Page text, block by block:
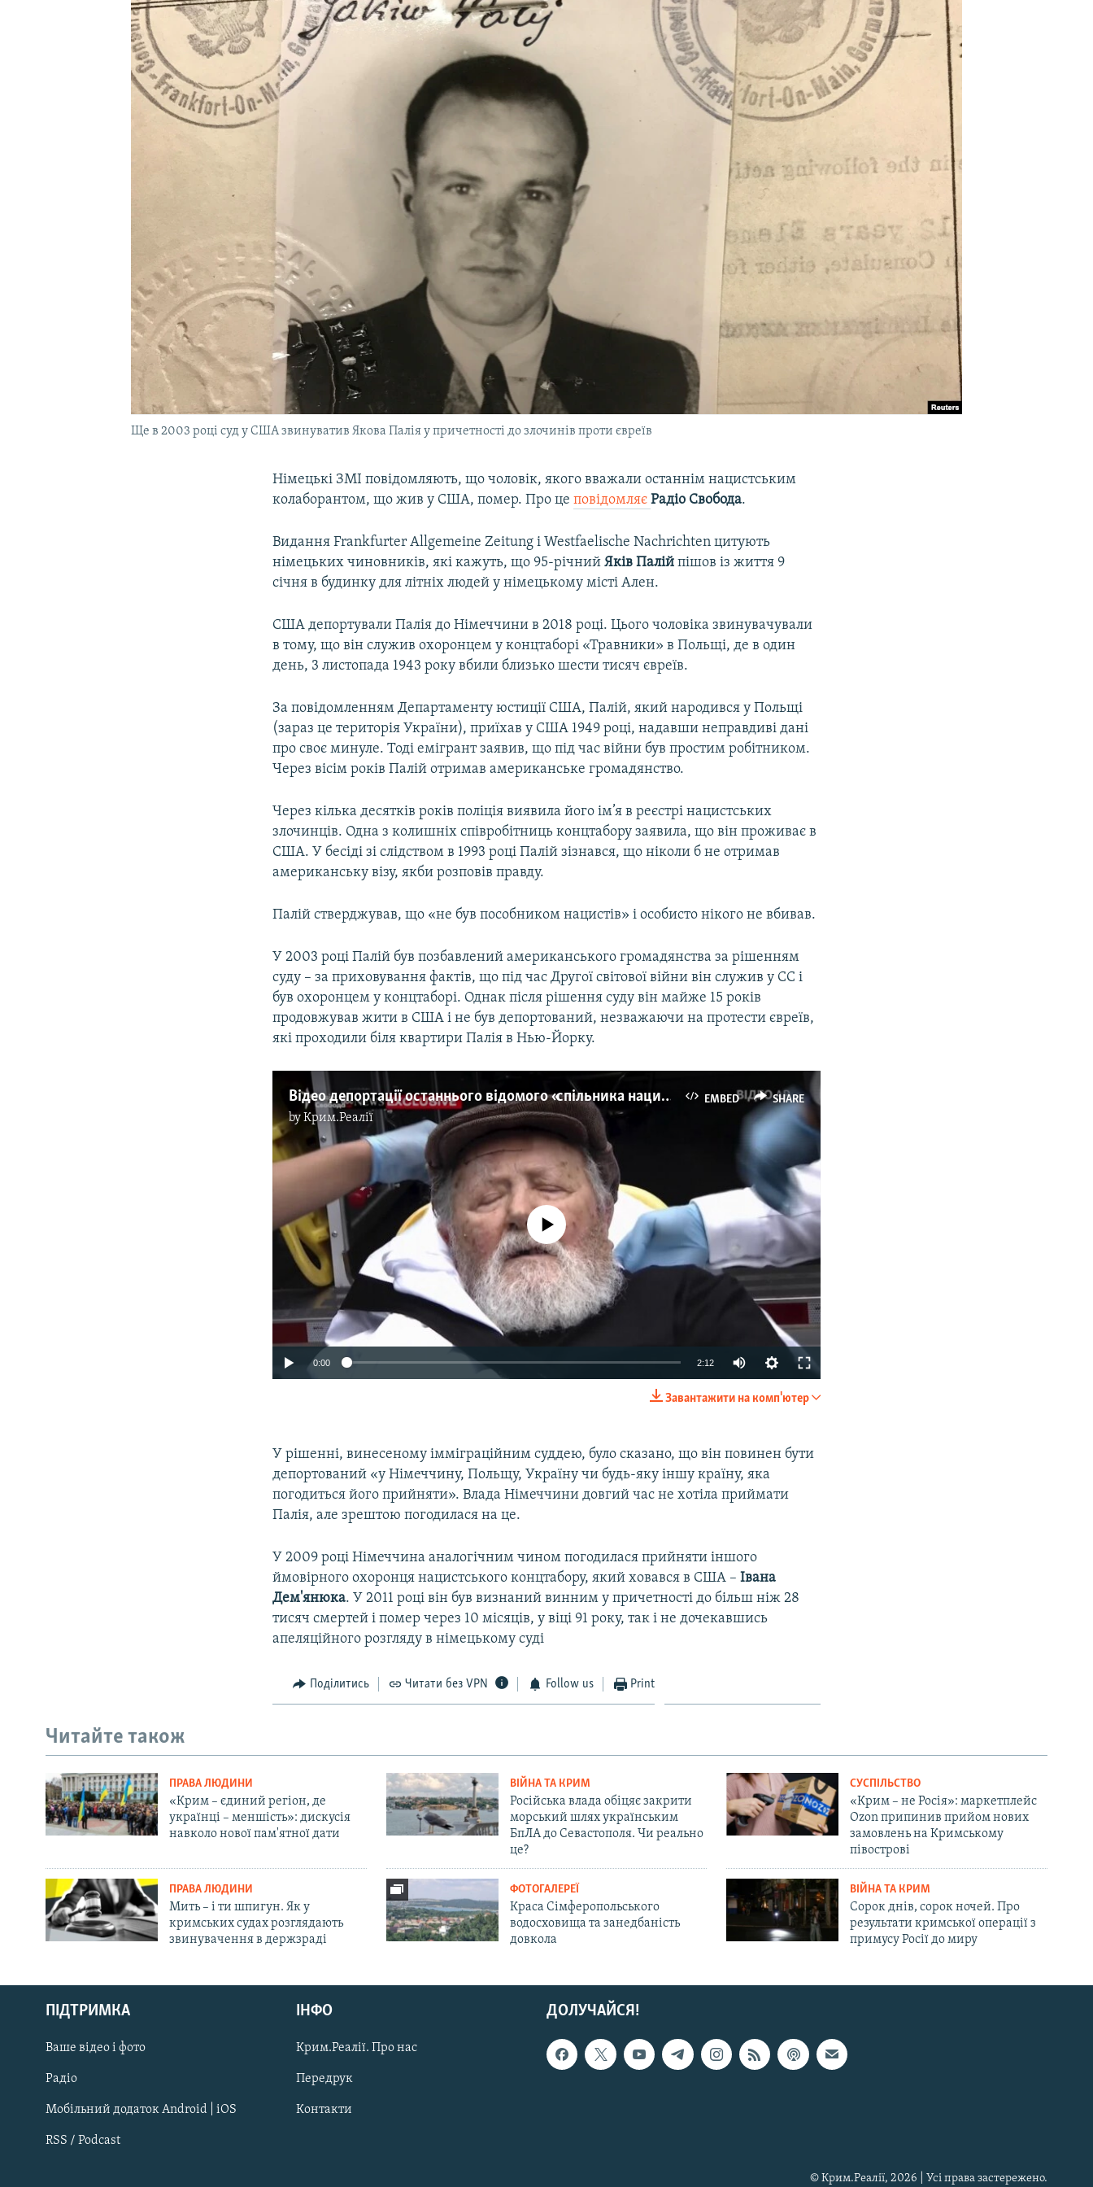
УКРАЇНСЬКА ПРОБЛЕМА КРИМУ
Русский
Qırımtatar
ДОЛУЧАЙСЯ!
Ще в 2003 році суд у США звинуватив Якова Палія у причетності до злочинів проти євреїв
Німецькі ЗМІ повідомляють, що чоловік, якого вважали останнім нацистським
колаборантом, що жив у США, помер. Про цеповідомляєРадіо Свобода.
Видання Frankfurter Allgemeine Zeitung і Westfaelische Nachrichten цитують
німецьких чиновників, які кажуть, що 95-річнийЯків Палій пішов із життя 9
січня в будинку для літніх людей у німецькому місті Ален.
США депортували Палія до Німеччини в 2018 році. Цього чоловіка звинувачували
в тому, що він служив охоронцем у концтаборі «Травники» в Польщі, де в один
день, 3 листопада 1943 року вбили близько шести тисяч євреїв.
За повідомленням Департаменту юстиції США, Палій, який народився у Польщі
(зараз це територія України), приїхав у США 1949 році, надавши неправдиві дані
про своє минуле. Тоді емігрант заявив, що під час війни був простим робітником.
Через вісім років Палій отримав американське громадянство.
Через кілька десятків років поліція виявила його ім’я в реєстрі нацистських
злочинців. Одна з колишніх співробітниць концтабору заявила, що він проживає в
США. У бесіді зі слідством в 1993 році Палій зізнався, що ніколи б не отримав
американську візу, якби розповів правду.
Палій стверджував, що «не був пособником нацистів» і особисто нікого не вбивав.
У 2003 році Палій був позбавлений американського громадянства за рішенням
суду – за приховування фактів, що під час Другої світової війни він служив у СС і
був охоронцем у концтаборі. Однак після рішення суду він майже 15 років
продовжував жити в США і не був депортований, незважаючи на протести євреїв,
які проходили біля квартири Палія в Нью-Йорку.
EMBED SHARE
Відео депортації останнього відомого «спільника нацистів» зі США до Німеччини
byКрим.Реалії
No media source currently available
0:00 2:12
Завантажити на комп'ютер
У рішенні, винесеному імміграційним суддею, було сказано, що він повинен бути
депортований «у Німеччину, Польщу, Україну чи будь-яку іншу країну, яка
погодиться його прийняти». Влада Німеччини довгий час не хотіла приймати
Палія, але зрештою погодилася на це.
У 2009 році Німеччина аналогічним чином погодилася прийняти іншого
ймовірного охоронця нацистського концтабору, який ховався в США –Івана
Дем'янюка. У 2011 році він був визнаний винним у причетності до більш ніж 28
тисяч смертей і помер через 10 місяців, у віці 91 року, так і не дочекавшись
апеляційного розгляду в німецькому суді
Поділитись Читати без VPN Follow us Print
Читайте також
ПРАВА ЛЮДИНИ
«Крим – єдиний регіон, де
українці – меншість»: дискусія
навколо нової пам'ятної дати
ВІЙНА ТА КРИМ
Російська влада обіцяє закрити
морський шлях українським
БпЛА до Севастополя. Чи реально
це?
СУСПІЛЬСТВО
«Крим – не Росія»: маркетплейс
Ozon припинив прийом нових
замовлень на Кримському
півострові
ПРАВА ЛЮДИНИ
Мить – і ти шпигун. Як у
кримських судах розглядають
звинувачення в держзраді
ФОТОГАЛЕРЕЇ
Краса Сімферопольського
водосховища та занедбаність
довкола
ВІЙНА ТА КРИМ
Сорок днів, сорок ночей. Про
результати кримської операції з
примусу Росії до миру
ДОЛУЧАЙСЯ!
ПІДТРИМКА
Ваше відео і фото
Радіо
Мобільний додаток Android | iOS
RSS / Podcast
ІНФО
Крим.Реалії. Про нас
Передрук
Контакти
© Крим.Реалії, 2026 | Усі права застережено.